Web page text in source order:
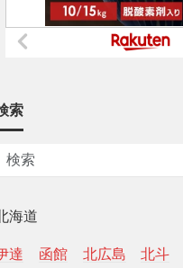
索
海道
達 函館 北広島 北斗